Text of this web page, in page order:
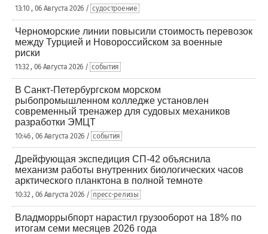
13:10 , 06 Августа 2026 / судостроение
Черноморские линии повысили стоимость перевозок
между Турцией и Новороссийском за военные
риски
11:32 , 06 Августа 2026 / события
В Санкт-Петербургском морском
рыбопромышленном колледже установлен
современный тренажер для судовых механиков
разработки ЭМЦТ
10:46 , 06 Августа 2026 / события
Дрейфующая экспедиция СП-42 объяснила
механизм работы внутренних биологических часов
арктического планктона в полной темноте
10:32 , 06 Августа 2026 / пресс-релизы
Владморрыбпорт нарастил грузооборот на 18% по
итогам семи месяцев 2026 года